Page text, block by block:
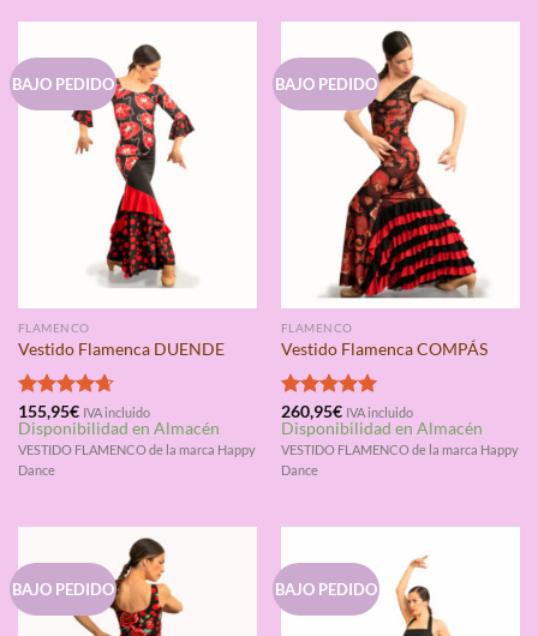
BAJO PEDIDO
FLAMENCO
Vestido Flamenca DUENDE
Valorado
con4.67
de 5
155,95€ IVA incluido
Disponibilidad en Almacén
VESTIDO FLAMENCO de la marca Happy
Dance
BAJO PEDIDO
FLAMENCO
Vestido Flamenca COMPÁS
Valorado
con5.00
de 5
260,95€ IVA incluido
Disponibilidad en Almacén
VESTIDO FLAMENCO de la marca Happy
Dance
BAJO PEDIDO BAJO PEDIDO